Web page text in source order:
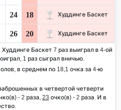
24 18 Худдинге Баскет
26 20 Худдинге Баскет
Баскет 7 раз выиграл в 4-ой
1 раз сыграл вничью.
в среднем по 18,1 очка за 4-ю
в четвертой четверти
- 2 раза, 23 очко(в) - 2 раза. И в